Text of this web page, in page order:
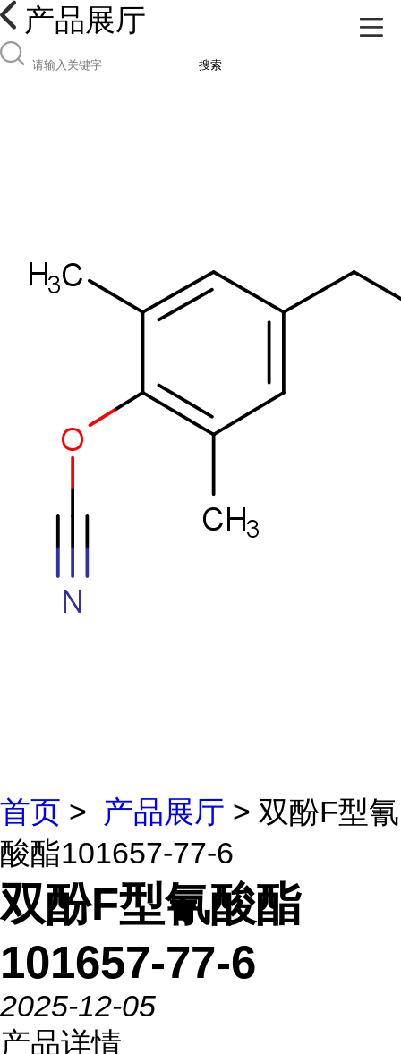
产品展厅
搜索
首页 > 产品展厅 > 双酚F型氰
酸酯101657-77-6
双酚F型氰酸酯
101657-77-6
2025-12-05
产品详情